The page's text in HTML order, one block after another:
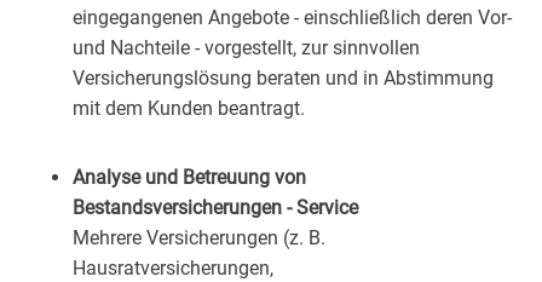
eingegangenen Angebote - einschließlich deren Vor-
und Nachteile - vorgestellt, zur sinnvollen
Versicherungslösung beraten und in Abstimmung
mit dem Kunden beantragt.
Analyse und Betreuung von
Bestandsversicherungen - Service
Mehrere Versicherungen (z. B.
Hausratversicherungen,